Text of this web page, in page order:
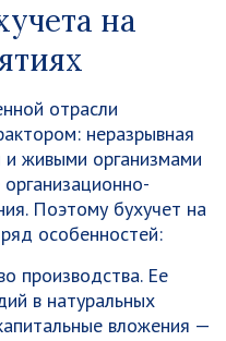
на
отрасли
неразрывная
и живыми организмами
Поэтому бухучет на
особенностей:
производства. Ее
в натуральных
вложения —